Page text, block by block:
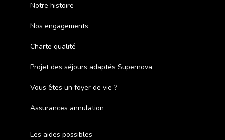
Notre histoire
Nos engagements
Charte qualité
Projet des séjours adaptés Supernova
Vous êtes un foyer de vie ?
Assurances annulation
Les aides possibles